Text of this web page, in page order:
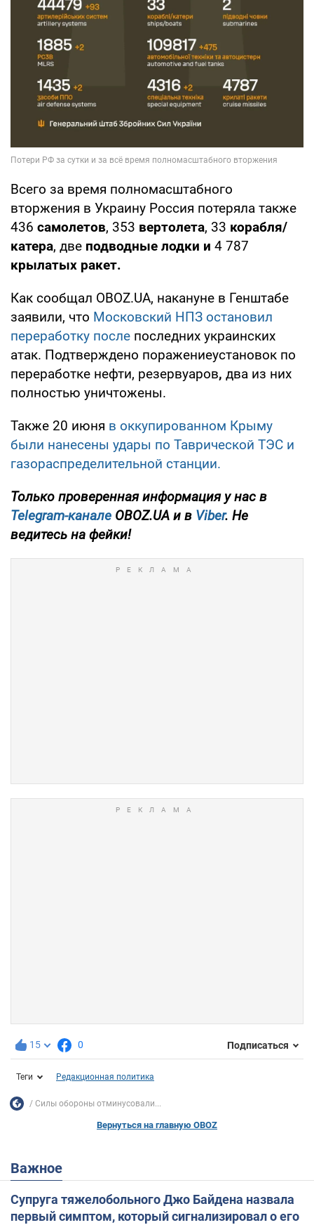
Всего за время полномасштабного
вторжения в Украину Россия потеряла также
436 самолетов, 353 вертолета, 33 корабля/
катера, две подводные лодки и 4 787
крылатых ракет.
Как сообщал OBOZ.UA, накануне в Генштабе
заявили, что Московский НПЗ остановил
переработку после последних украинских
атак. Подтверждено поражениеустановок по
переработке нефти, резервуаров, два из них
полностью уничтожены.
Также 20 июня в оккупированном Крыму
были нанесены удары по Таврической ТЭС и
газораспределительной станции.
Только проверенная информация у нас в
Telegram-канале OBOZ.UA и в Viber. Не
ведитесь на фейки!
15 0 Подписаться
Теги Редакционная политика
Силы обороны отминусовали...
Вернуться на главную OBOZ
Важное
Супруга тяжелобольного Джо Байдена назвала
первый симптом, который сигнализировал о его